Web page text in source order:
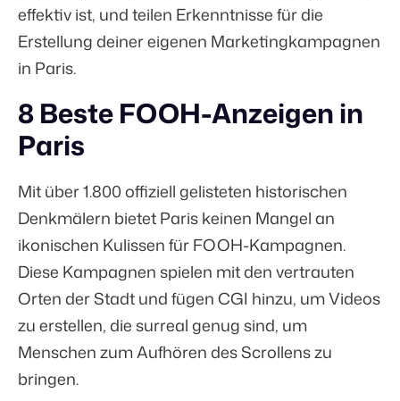
effektiv ist, und teilen Erkenntnisse für die
Erstellung deiner eigenen Marketingkampagnen
in Paris.
8 Beste FOOH-Anzeigen in
Paris
Mit über1.800offiziell gelisteten historischen
Denkmälern bietet Paris keinen Mangel an
ikonischen Kulissen für FOOH-Kampagnen.
Diese Kampagnen spielen mit den vertrauten
Orten der Stadt und fügen CGI hinzu, um Videos
zu erstellen, die surreal genug sind, um
Menschen zum Aufhören des Scrollens zu
bringen.